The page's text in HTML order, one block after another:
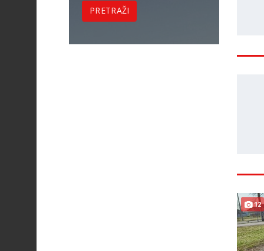
PRETRAŽI
12